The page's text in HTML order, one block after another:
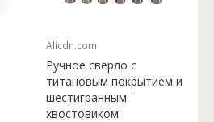
Alicdn.com
Ручное сверло с
титановым покрытием и
шестигранным
хвостовиком